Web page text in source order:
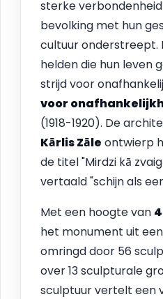
sterke
bevolking met hun
cultuur onderstreept.
helden die hun leven
strijd voor
voor
(1918-1920). De
Kārlis Zāle ontwierp
de titel "Mirdzi kā
vertaald "schijn als
Met een hoogte van
het monument uit
omringd door 56
over 13 sculpturale
sculptuur vertelt een